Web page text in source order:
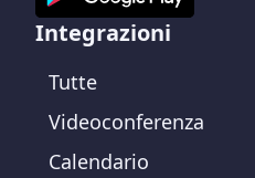
Integrazioni
Tutte
Videoconferenza
Calendario